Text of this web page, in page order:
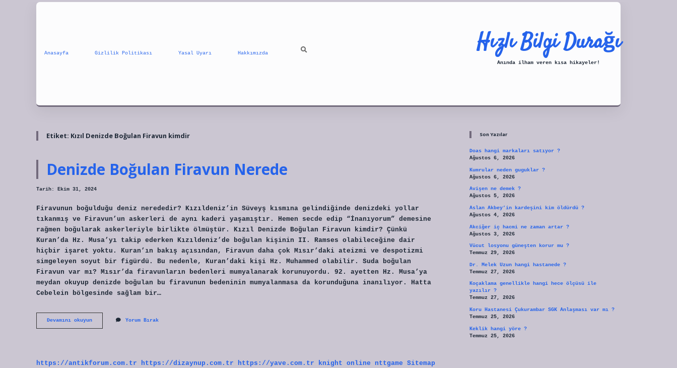
Anasayfa Gizlilik Politikası Yasal Uyarı Hakkımızda Hızlı Bilgi Durağı
Anında ilham veren kısa hikayeler!
Etiket: Kızıl Denizde Boğulan Firavun kimdir
Denizde Boğulan Firavun Nerede
Tarih: Ekim 31, 2024
Firavunun boğulduğu deniz nerededir? Kızıldeniz’in Süveyş kısmına gelindiğinde denizdeki yollar
tıkanmış ve Firavun’un askerleri de aynı kaderi yaşamıştır. Hemen secde edip “İnanıyorum” demesine
rağmen boğularak askerleriyle birlikte ölmüştür. Kızıl Denizde Boğulan Firavun kimdir? Çünkü
Kuran’da Hz. Musa’yı takip ederken Kızıldeniz’de boğulan kişinin II. Ramses olabileceğine dair
hiçbir işaret yoktu. Kuran’ın bakış açısından, Firavun daha çok Mısır’daki ateizmi ve despotizmi
simgeleyen soyut bir figürdü. Bu nedenle, Kuran’daki kişi Hz. Muhammed olabilir. Suda boğulan
Firavun var mı? Mısır’da firavunların bedenleri mumyalanarak korunuyordu. 92. ayetten Hz. Musa’ya
meydan okuyup denizde boğulan bu firavunun bedeninin mumyalanmasa da korunduğuna inanılıyor. Hatta
Cebelein bölgesinde sağlam bir…
Devamını okuyunDenizde
Boğulan
Yorum Bırak
https://antikforum.com.tr https://dizaynup.com.tr https://yave.com.tr knight online nttgame Sitemap
Son Yazılar
Doas hangi markaları satıyor ?
Ağustos 6, 2026
Kumrular neden guguklar ?
Ağustos 6, 2026
Avişen ne demek ?
Ağustos 5, 2026
Aslan Akbey’in kardeşini kim öldürdü ?
Ağustos 4, 2026
Akciğer iç hacmi ne zaman artar ?
Ağustos 3, 2026
Vücut losyonu güneşten korur mu ?
Temmuz 29, 2026
Dr. Melek Uzun hangi hastanede ?
Temmuz 27, 2026
Koçaklama genellikle hangi hece ölçüsü ile
yazılır ?
Temmuz 27, 2026
Koru Hastanesi Çukurambar SGK Anlaşması var mı ?
Temmuz 25, 2026
Keklik hangi yöre ?
Temmuz 25, 2026